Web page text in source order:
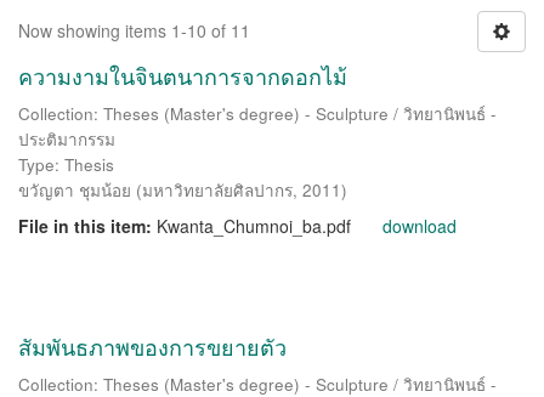
Now showing items 1-10 of 11
ความงามในจินตนาการจากดอกไม้
Collection: Theses (Master's degree) - Sculpture / วิทยานิพนธ์ -
ประติมากรรม
Type: Thesis
ขวัญตา ชุมน้อย (มหาวิทยาลัยศิลปากร, 2011)
File in this item: Kwanta_Chumnoi_ba.pdf download
สัมพันธภาพของการขยายตัว
Collection: Theses (Master's degree) - Sculpture / วิทยานิพนธ์ -